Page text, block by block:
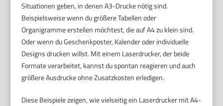
Situationen geben, in denen A3-Drucke nötig sind.
Beispielsweise wenn du größere Tabellen oder
Organigramme erstellen möchtest, die auf A4 zu klein sind.
Oder wenn du Geschenkposter, Kalender oder individuelle
Designs drucken willst. Mit einem Laserdrucker, der beide
Formate verarbeitet, kannst du spontan reagieren und auch
größere Ausdrucke ohne Zusatzkosten erledigen.
Diese Beispiele zeigen, wie vielseitig ein Laserdrucker mit A4-